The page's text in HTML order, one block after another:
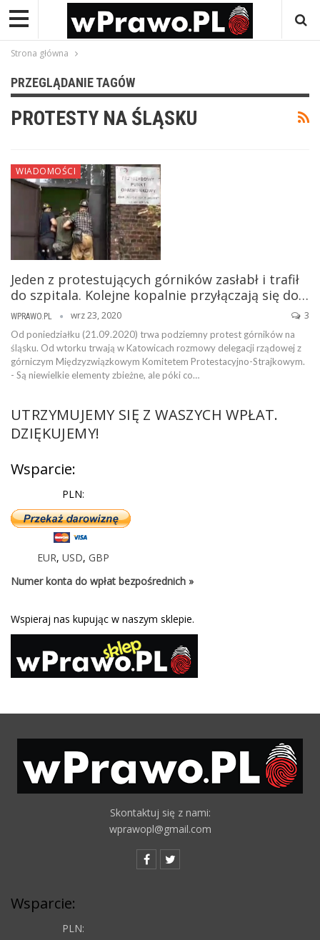
Strona główna
PRZEGLĄDANIE TAGÓW
PROTESTY NA ŚLĄSKU
WIADOMOŚCI
Jeden z protestujących górników zasłabł i trafił
do szpitala. Kolejne kopalnie przyłączają się do…
WPRAWO.PL wrz 23, 2020 3
Od poniedziałku (21.09.2020) trwa podziemny protest górników na
śląsku. Od wtorku trwają w Katowicach rozmowy delegacji rządowej z
górniczym Międzyzwiązkowym Komitetem Protestacyjno-Strajkowym.
- Są niewielkie elementy zbieżne, ale póki co…
UTRZYMUJEMY SIĘ Z WASZYCH WPŁAT.
DZIĘKUJEMY!
Wsparcie:
PLN:
EUR, USD, GBP
Numer konta do wpłat bezpośrednich »
Wspieraj nas kupując w naszym sklepie.
Skontaktuj się z nami:
wprawopl@gmail.com
Wsparcie:
PLN: